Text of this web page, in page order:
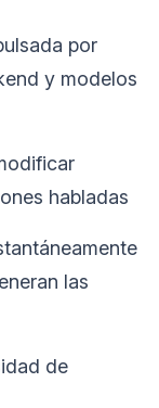
por
y modelos
habladas
las
de